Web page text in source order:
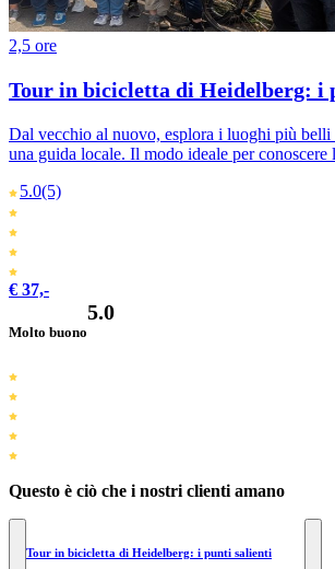
2,5 ore
Tour in bicicletta di Heidelberg: i
Dal vecchio al nuovo, esplora i luoghi più
una guida locale. Il modo ideale per conoscere
5.0(5)
€ 37,-
Molto buono
5.0
Questo è ciò che i nostri clienti amano
Tour in bicicletta di Heidelberg: i punti salienti